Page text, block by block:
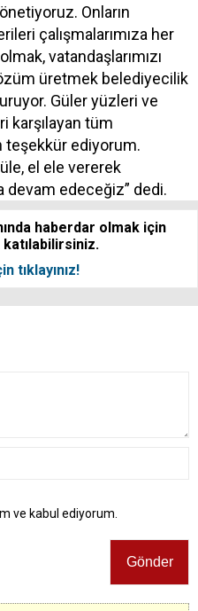
Onların
çalışmalarımıza her
vatandaşlarımızı
üretmek belediyecilik
Güler yüzleri ve
karşılayan tüm
ediyorum.
el ele vererek
devam edeceğiz” dedi.
haberdar olmak için
tıklayınız!
ve kabul ediyorum.